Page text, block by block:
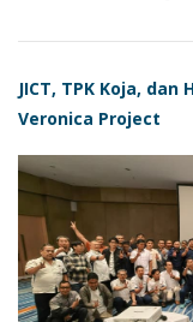
JICT, TPK Koja,
Veronica Project